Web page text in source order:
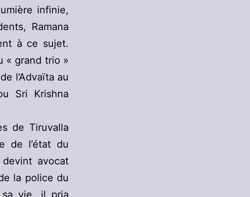
infinie,
Ramana
à ce sujet.
« grand trio »
l’Advaïta au
Sri Krishna
de Tiruvalla
de l’état du
avocat
la police du